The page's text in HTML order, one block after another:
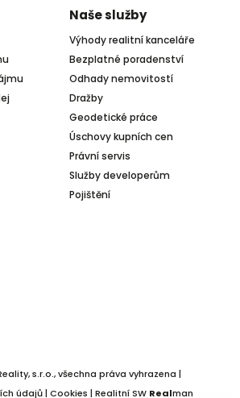
Naše služby
Výhody realitní kanceláře
Bezplatné poradenství
Odhady nemovitostí
Dražby
Geodetické práce
Úschovy kupních cen
Právní servis
Služby developerům
Pojištění
s.r.o., všechna práva vyhrazena |
údajů| Cookies | Realitní SW Realman